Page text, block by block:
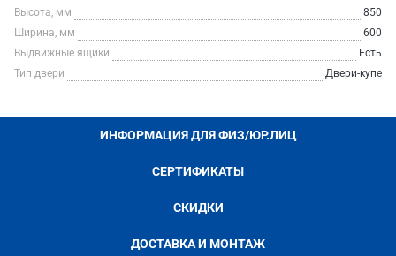
Высота, мм
850
Ширина, мм
600
Выдвижные ящики
Есть
Тип двери
Двери-купе
ИНФОРМАЦИЯ ДЛЯ ФИЗ/ЮР.ЛИЦ
СЕРТИФИКАТЫ
СКИДКИ
ДОСТАВКА И МОНТАЖ